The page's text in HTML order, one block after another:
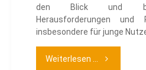
den Blick und
Herausforderungen
insbesondere für junge
Weiterlesen ... "Virtuelle